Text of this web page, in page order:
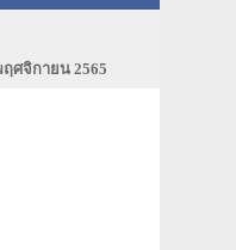
ศจิกายน 2565